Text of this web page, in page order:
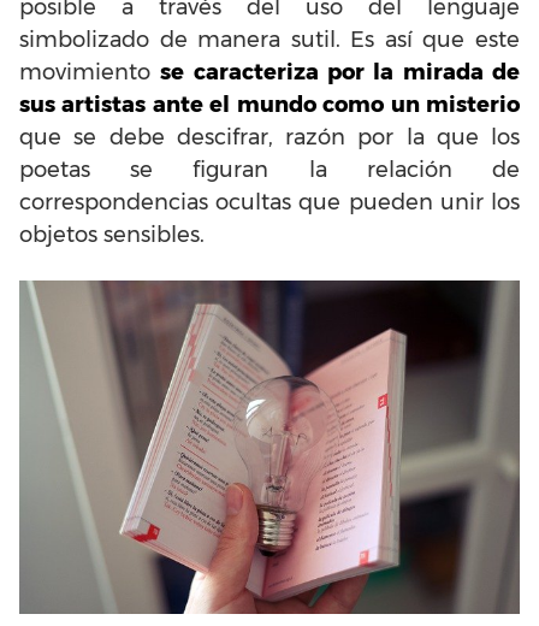
posible a través del uso del lenguaje
simbolizado de manera sutil. Es así que este
movimientose caracteriza por la mirada de
sus artistas ante el mundo como un misterio
que se debe descifrar, razón por la que los
poetas se figuran la relación de
correspondencias ocultas que pueden unir los
objetos sensibles.